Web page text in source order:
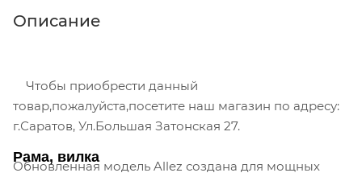
Описание
Чтобы приобрести данный
товар,пожалуйста,посетите наш магазин по адресу:
г.Саратов, Ул.Большая Затонская 27.
Обновленная модель Allez создана для мощных
Рама, вилка